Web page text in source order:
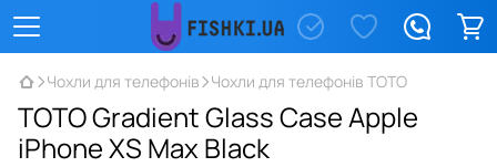
Чохли для телефонів Чохли для телефонів TOTO
TOTO Gradient Glass Case Apple
iPhone XS Max Black